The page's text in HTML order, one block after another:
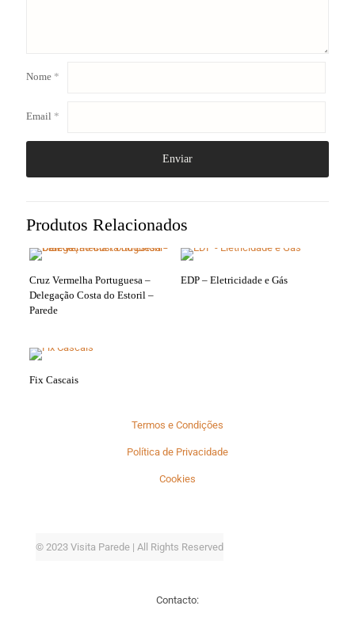
Nome *
Email *
Produtos Relacionados
Cruz Vermelha Portuguesa –
Delegação Costa do Estoril –
Parede
EDP – Eletricidade e Gás
Fix Cascais
Termos e Condições
Política de Privacidade
Cookies
© 2023 Visita Parede | All Rights Reserved
Contacto: